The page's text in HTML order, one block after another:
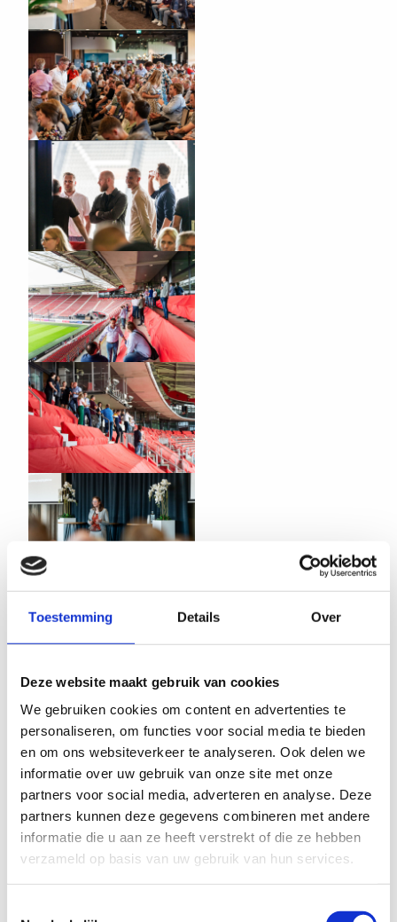
Toestemming Details Over
Deze website maakt gebruik van cookies
We gebruiken cookies om content en advertenties te
personaliseren, om functies voor social media te bieden
en om ons websiteverkeer te analyseren. Ook delen we
informatie over uw gebruik van onze site met onze
partners voor social media, adverteren en analyse. Deze
partners kunnen deze gegevens combineren met andere
informatie die u aan ze heeft verstrekt of die ze hebben
verzameld op basis van uw gebruik van hun services.